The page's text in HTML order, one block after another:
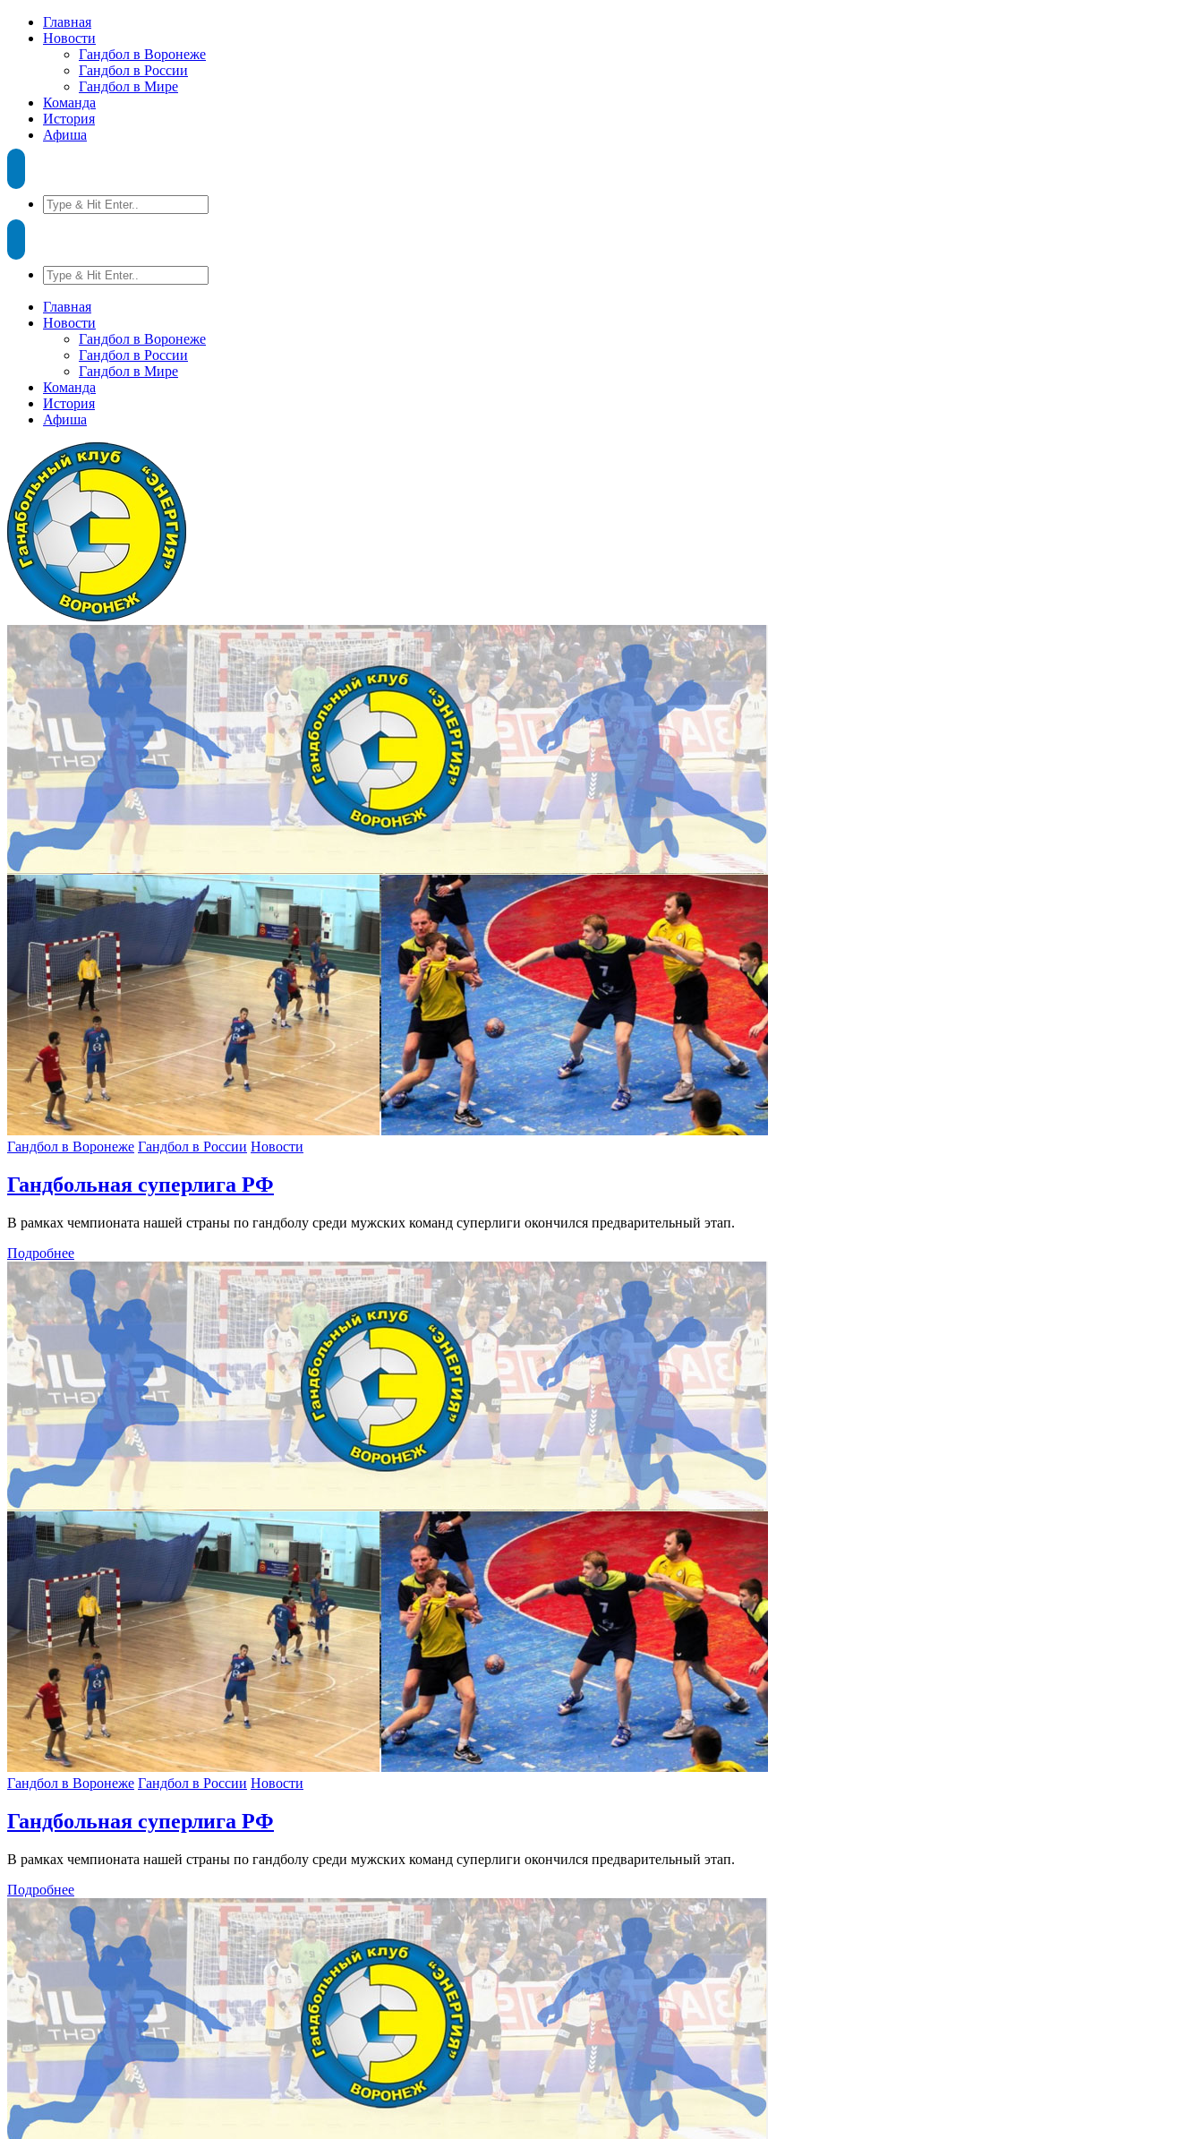
Главная
Новости
Гандбол в Воронеже
Гандбол в России
Гандбол в Мире
Команда
История
Афиша
Главная
Новости
Гандбол в Воронеже
Гандбол в России
Гандбол в Мире
Команда
История
Афиша
Гандбол в Воронеже Гандбол в России Новости
Гандбольная суперлига РФ
В рамках чемпионата нашей страны по гандболу среди мужских команд суперлиги окончился предварительный этап.
Подробнее
Гандбол в Воронеже Гандбол в России Новости
Гандбольная суперлига РФ
В рамках чемпионата нашей страны по гандболу среди мужских команд суперлиги окончился предварительный этап.
Подробнее